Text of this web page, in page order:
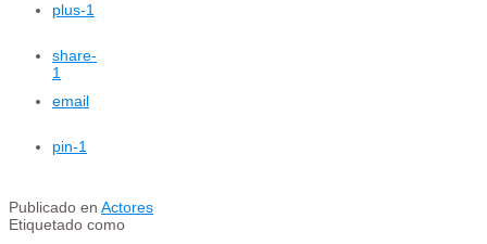
plus-1
share-
1
email
pin-1
Publicado en Actores
Etiquetado como